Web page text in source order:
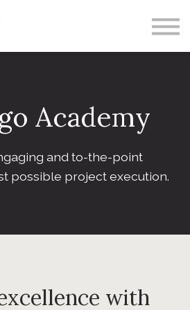
DEG
Academy
and to-the-point
possible project execution.
with